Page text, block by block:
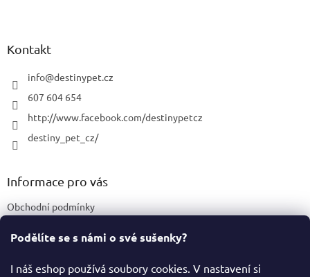
Podělíte se s námi o své sušenky?
I náš eshop používá soubory cookies. V nastavení si
Kontakt
info@destinypet.cz
607 604 654
http://www.facebook.com/destinypetcz
destiny_pet_cz/
Informace pro vás
Obchodní podmínky
Certifikace a označení produktů